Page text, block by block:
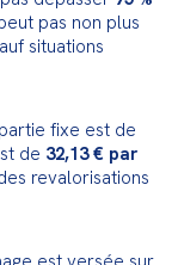
pas non plus
situations
de 32,13 € par
revalorisations